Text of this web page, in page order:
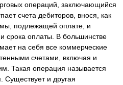
операций, заключающийся
счета дебиторов, внося, как
подлежащей оплате, и
срока оплаты. В большинстве
на себя все коммерческие
счетами, включая и
Такая операция называется
и другая